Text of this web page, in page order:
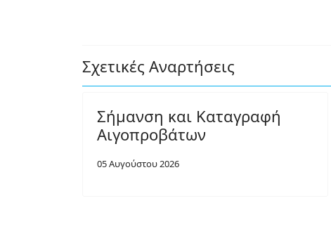
Σχετικές Αναρτήσεις
Σήμανση και Καταγραφή
Αιγοπροβάτων
05 Αυγούστου 2026